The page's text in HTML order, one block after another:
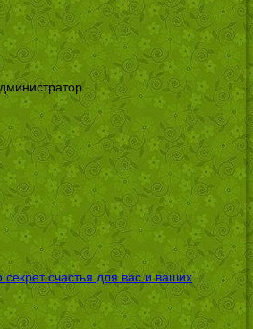
счастья для вас и ваших